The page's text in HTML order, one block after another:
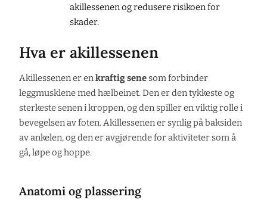
akillessenen og redusere risikoen for
skader.
Hva er akillessenen
Akillessenen er enkraftig senesom forbinder
leggmusklene med hælbeinet. Den er den tykkeste og
sterkeste senen i kroppen, og den spiller en viktig rolle i
bevegelsen av foten. Akillessenen er synlig på baksiden
av ankelen, og den er avgjørende for aktiviteter som å
gå, løpe og hoppe.
Anatomi og plassering